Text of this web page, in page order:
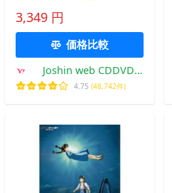
供向け[DVD]【返品種別
A】
3,349 円
価格比較
Joshin web CDDVD
Yahoo!店
4.75 (48,742件)